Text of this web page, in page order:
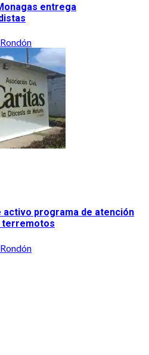
entrega
activo programa de atención
terremotos